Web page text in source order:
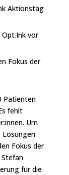
Aktionstag
vor
Fokus der
Patienten
fehlt
Um
Lösungen
Fokus der
für die